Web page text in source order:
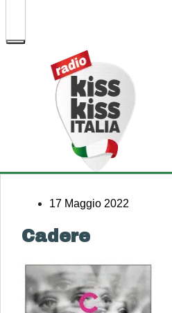
17 Maggio 2022
Cadere